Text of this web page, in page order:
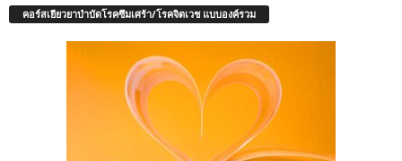
คอร์สเยียวยาบำบัดโรคซึมเศร้า/โรคจิตเวช แบบองค์รวม